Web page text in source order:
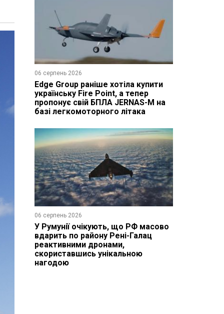
06 серпень 2026
Edge Group раніше хотіла купити
українську Fire Point, а тепер
пропонує свій БПЛА JERNAS-M на
базі легкомоторного літака
06 серпень 2026
У Румунії очікують, що РФ масово
вдарить по району Рені-Галац
реактивними дронами,
скориставшись унікальною
нагодою